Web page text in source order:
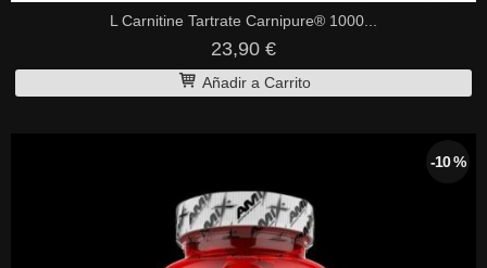
L Carnitine Tartrate Carnipure® 1000...
23,90 €
Añadir a Carrito
-10 %